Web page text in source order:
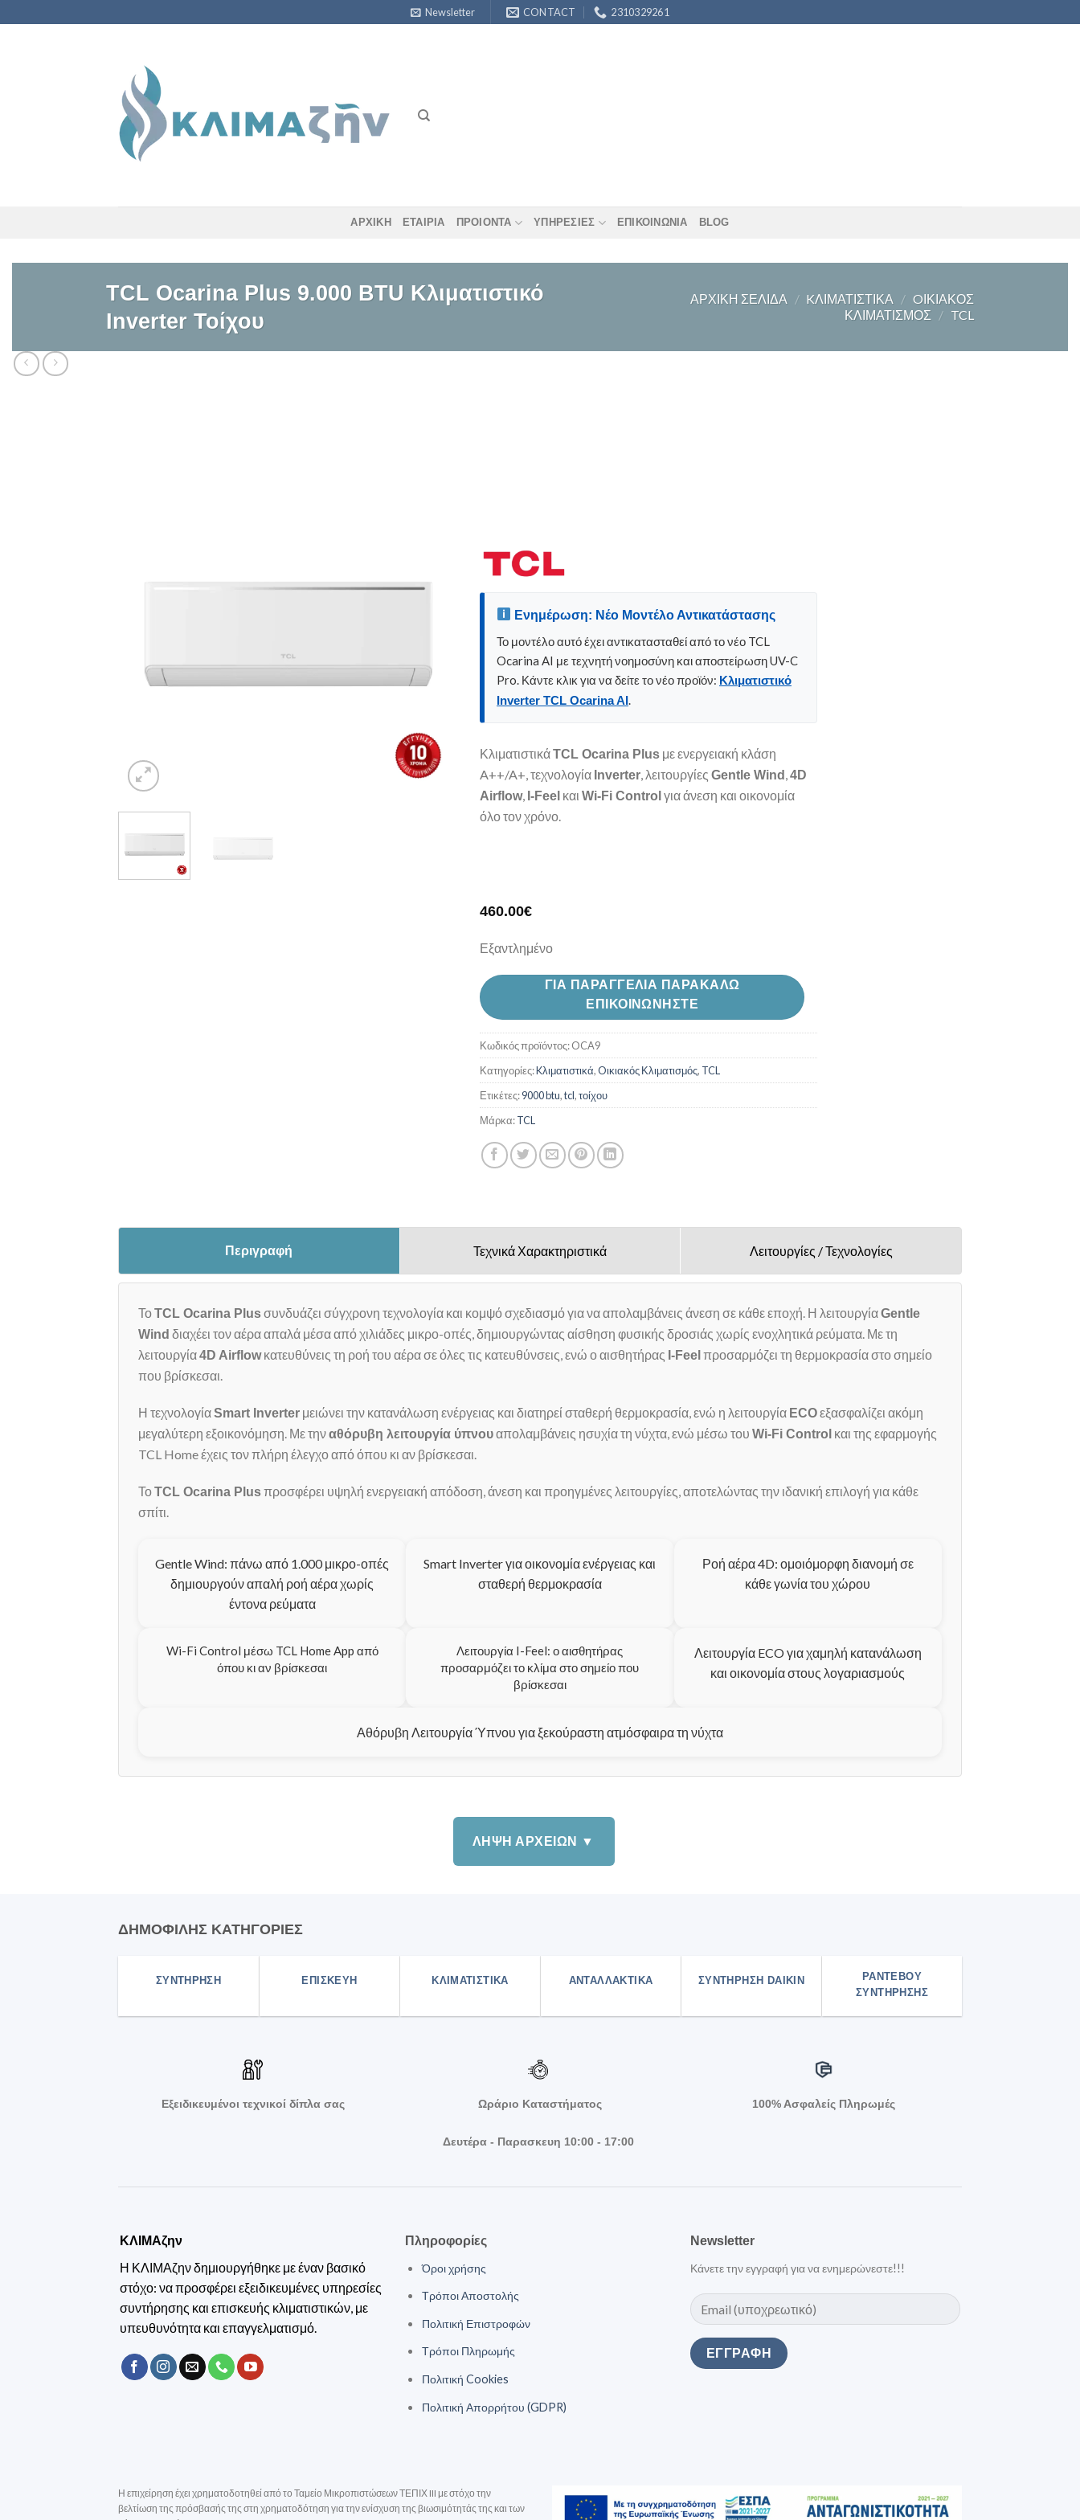
to
Newsletter CONTACT 2310329261
ΑΡΧΙΚΗ ΕΤΑΙΡΊΑ ΠΡΟΙΟΝΤΑ ΥΠΗΡΕΣΊΕΣ ΕΠΙΚΟΙΝΩΝΙΑ BLOG
TCL Ocarina Plus 9.000 BTU Κλιματιστικό
Inverter Τοίχου
ΑΡΧΙΚΉ ΣΕΛΊΔΑ / KΛΙΜΑΤΙΣΤΙΚΆ / OΙΚΙΑΚΌΣ
ΚΛΙΜΑΤΙΣΜΌΣ / TCL
Ενημέρωση: Νέο Μοντέλο Αντικατάστασης
Το μοντέλο αυτό έχει αντικατασταθεί από το νέο TCL
Ocarina AI με τεχνητή νοημοσύνη και αποστείρωση UV-C
Pro. Κάντε κλικ για να δείτε το νέο προϊόν: Κλιματιστικό
Inverter TCL Ocarina AI.
ΚλιματιστικάTCL Ocarina Plus με ενεργειακή κλάση
A++/A+, τεχνολογία Inverter , λειτουργίες Gentle Wind 4D
Airflow, I-Feel και Wi-Fi Control για άνεση και οικονομία
όλο τον χρόνο.
460.00€
Εξαντλημένο
ΓΙΑ ΠΑΡΑΓΓΕΛΙΑ ΠΑΡΑΚΑΛΩ
ΕΠΙΚΟΙΝΩΝΗΣΤΕ
Κωδικός προϊόντος:OCA9
Κατηγορίες:Kλιματιστικά,Oικιακός Κλιματισμός, TCL
Ετικέτες:9000 btu,tcl,τοίχου
Μάρκα:TCL
Περιγραφή Τεχνικά Χαρακτηριστικά Λειτουργίες / Τεχνολογίες
ΤοTCL Ocarina Plusσυνδυάζει σύγχρονη τεχνολογία και κομψό σχεδιασμό για να απολαμβάνεις άνεση σε κάθε εποχή. Η λειτουργίαGentle
Wind διαχέει τον αέρα απαλά μέσα από χιλιάδες μικρο-οπές, δημιουργώντας αίσθηση φυσικής δροσιάς χωρίς ενοχλητικά ρεύματα. Με τη
λειτουργία4D Airflowκατευθύνεις τη ροή του αέρα σε όλες τις κατευθύνσεις, ενώ ο αισθητήρας I-Feel προσαρμόζει τη θερμοκρασία στο σημείο
που βρίσκεσαι.
Η τεχνολογίαSmart Inverter μειώνει την κατανάλωση ενέργειας και διατηρεί σταθερή θερμοκρασία, ενώ η λειτουργία ECOεξασφαλίζει ακόμη
μεγαλύτερη εξοικονόμηση. Με τηναθόρυβη λειτουργία ύπνουαπολαμβάνεις ησυχία τη νύχτα, ενώ μέσω του Wi-Fi Control και της εφαρμογής
TCL Home έχεις τον πλήρη έλεγχο από όπου κι αν βρίσκεσαι.
ΤοTCL Ocarina Plusπροσφέρει υψηλή ενεργειακή απόδοση, άνεση και προηγμένες λειτουργίες, αποτελώντας την ιδανική επιλογή για κάθε
σπίτι.
Gentle Wind: πάνω από 1.000 μικρο-οπές
δημιουργούν απαλή ροή αέρα χωρίς
έντονα ρεύματα
Smart Inverter για οικονομία ενέργειας και
σταθερή θερμοκρασία
Ροή αέρα 4D: ομοιόμορφη διανομή σε
κάθε γωνία του χώρου
Wi-Fi Control μέσω TCL Home App από
όπου κι αν βρίσκεσαι
Λειτουργία I-Feel: ο αισθητήρας
προσαρμόζει το κλίμα στο σημείο που
βρίσκεσαι
Λειτουργία ECO για χαμηλή κατανάλωση
και οικονομία στους λογαριασμούς
Αθόρυβη Λειτουργία Ύπνου για ξεκούραστη ατμόσφαιρα τη νύχτα
ΛΗΨΗ ΑΡΧΕΙΩΝ ▼
ΔΗΜΟΦΙΛΗΣ ΚΑΤΗΓΟΡΙΕΣ
ΣΥΝΤΗΡΗΣΗ ΕΠΙΣΚΕΥΗ ΚΛΙΜΑΤΙΣΤΙΚΑ ΑΝΤΑΛΛΑΚΤΙΚΑ ΣΥΝΤΉΡΗΣΗ DAIKIN
ΡΑΝΤΕΒΟΥ
ΣΥΝΤΗΡΗΣΗΣ
Εξειδικευμένοι τεχνικοί δίπλα σας Ωράριο Καταστήματος
Δευτέρα - Παρασκευη 10:00 - 17:00
100% Ασφαλείς Πληρωμές
ΚΛΙΜΑζην
Η ΚΛΙΜΑζην δημιουργήθηκε με έναν βασικό
στόχο: να προσφέρει εξειδικευμένες υπηρεσίες
συντήρησης και επισκευής κλιματιστικών, με
υπευθυνότητα και επαγγελματισμό.
Πληροφορίες
Όροι χρήσης
Τρόποι Αποστολής
Πολιτική Επιστροφών
Τρόποι Πληρωμής
Πολιτική Cookies
Πολιτική Απορρήτου (GDPR)
Newsletter
Κάνετε την εγγραφή για να ενημερώνεστε!!!
Η επιχείρηση έχει χρηματοδοτηθεί από το Ταμείο Μικροπιστώσεων ΤΕΠΙΧ III με στόχο την
βελτίωση της πρόσβασής της στη χρηματοδότηση για την ενίσχυση της βιωσιμότητάς της και των